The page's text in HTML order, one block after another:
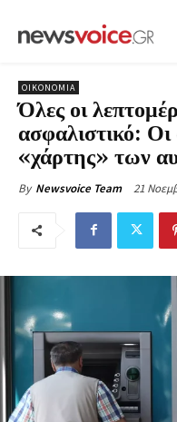
ΟΙΚΟΝΟΜΙΑ
Όλες οι
ασφαλιστικό: Οι
«χάρτης» των
By Newsvoice Team 21